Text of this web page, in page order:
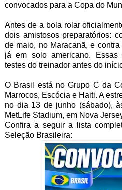
convocados para a Copa do
Antes de a bola rolar
dois amistosos preparatórios:
de maio, no Maracanã, e
já em solo americano.
testes do treinador antes do
O Brasil está no Grupo C da
Marrocos, Escócia e Haiti. A
no dia 13 de junho (sábado),
MetLife Stadium, em Nova
Confira a seguir a lista
Seleção Brasileira: